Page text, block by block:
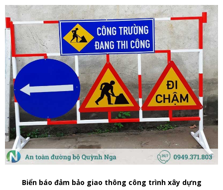
Biển báo đảm bảo giao thông công trình xây dựng